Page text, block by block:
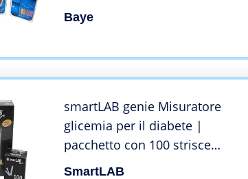
+ Lancette Microlet 200 unità
Baye
smartLAB genie Misuratore
glicemia per il diabete |
pacchetto con 100 strisce
glicemia e 100 lancette pungidito
SmartLAB